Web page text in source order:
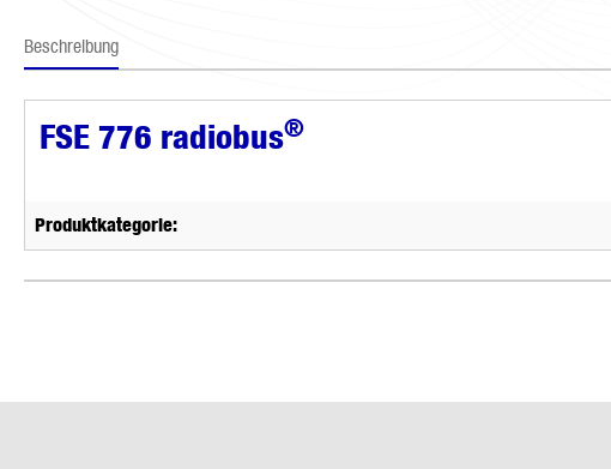
Beschreibung
FSE 776 radiobus®
Produktkategorie: